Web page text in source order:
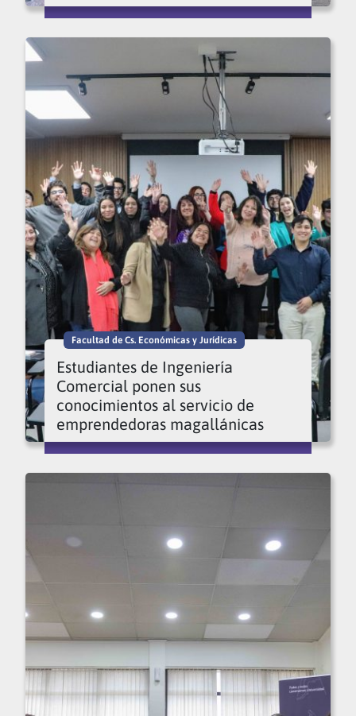
Facultad de Cs. Económicas y Jurídicas
Estudiantes de Ingeniería
Comercial ponen sus
conocimientos al servicio de
emprendedoras magallánicas